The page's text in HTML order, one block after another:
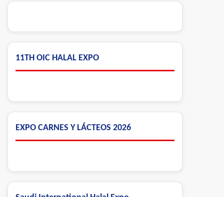
11TH OIC HALAL EXPO
EXPO CARNES Y LÁCTEOS 2026